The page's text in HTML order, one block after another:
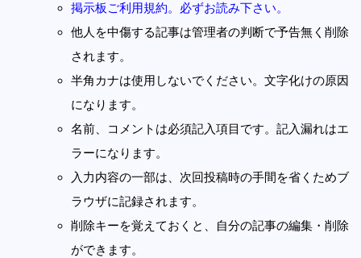
掲示板ご利用規約。必ずお読み下さい。
他人を中傷する記事は管理者の判断で予告無く削除
されます。
半角カナは使用しないでください。文字化けの原因
になります。
名前、コメントは必須記入項目です。記入漏れはエ
ラーになります。
入力内容の一部は、次回投稿時の手間を省くためブ
ラウザに記録されます。
削除キーを覚えておくと、自分の記事の編集・削除
ができます。